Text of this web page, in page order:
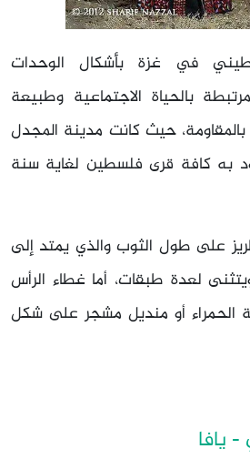
في غزة بأشكال الوحدات
بالحياة الاجتماعية وطبيعة
بالمقاومة، حيث كانت مدينة المجدل
به كافة قرى فلسطين لغاية سنة
على طول الثوب والذي يمتد إلى
لعدة طبقات، أما غطاء الرأس
الحمراء أو منديل مشجر على شكل
يافا